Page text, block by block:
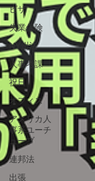
ビザ
失業保険
NY州法
人事考課
祝日
オフィス
アメリカ人
事系ユーチ
ューブ
連邦法
出張